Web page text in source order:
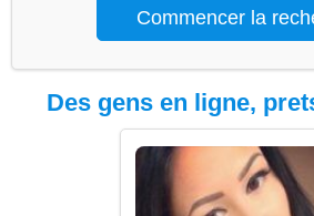
Des gens en ligne,